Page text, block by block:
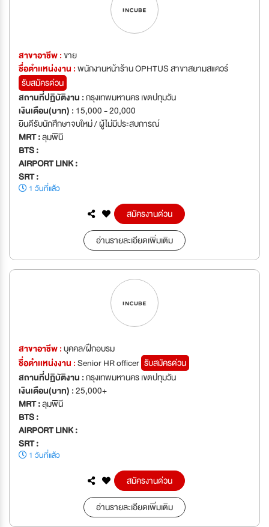
สาขาอาชีพ :ขาย
ชื่อตำเเหน่งงาน :พนักงานหน้าร้าน OPHTUS สาขาสยามสแควร์
รับสมัครด่วน
สถานที่ปฏิบัติงาน :กรุงเทพมหานคร เขตปทุมวัน
เงินเดือน(บาท) : 15,000 - 20,000
ยินดีรับนักศึกษาจบใหม่ / ผู้ไม่มีประสบการณ์
MRT :ลุมพินี
BTS :
AIRPORT LINK :
SRT :
1 วันที่แล้ว
สมัครงานด่วน
อ่านรายละเอียดเพิ่มเติม
สาขาอาชีพ :บุคคล/ฝึกอบรม
ชื่อตำเเหน่งงาน :Senior HR officer รับสมัครด่วน
สถานที่ปฏิบัติงาน :กรุงเทพมหานคร เขตปทุมวัน
เงินเดือน(บาท) :25,000+
MRT :ลุมพินี
BTS :
AIRPORT LINK :
SRT :
1 วันที่แล้ว
สมัครงานด่วน
อ่านรายละเอียดเพิ่มเติม